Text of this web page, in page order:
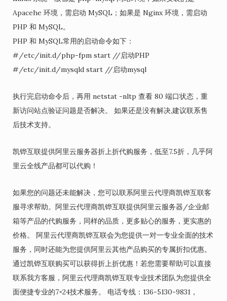
Apacehe 环境，需启动 MySQL；如果是 Nginx 环境，需启动
PHP 和 MySQL。
PHP 和 MySQL常用的启动命令如下：
#/etc/init.d/php-fpm start //启动PHP
#/etc/init.d/mysqld start //启动mysql
执行完启动命令后，再用 netstat -nltp 查看 80 端口状态，重
新访问站点验证问题是否解决。 如果还是没有解决,建议联系售
后技术支持。
凯铧互联提供阿里云服务器折上折代购服务，低至7.5折，几乎阿
里云全线产品都可以代购！
如果您的问题还未能解决，您可以联系阿里云代理商凯铧互联客
服寻求帮助。阿里云代理商凯铧互联提供阿里云服务器/企业邮
箱等产品的代购服务，同样的品质，更多贴心的服务，更实惠的
价格。 阿里云代理商凯铧互联会为您提供一对一专业全面的技术
服务，同时还能为您提供阿里云其他产品购买的专属折扣优惠。
通过凯铧互联购买可以获得折上折优惠！若您需要帮助可以直接
联系我方客服，阿里云代理商凯铧互联专业技术团队为您提供全
面便捷专业的7×24技术服务。 电话专线：136-5130-9831，